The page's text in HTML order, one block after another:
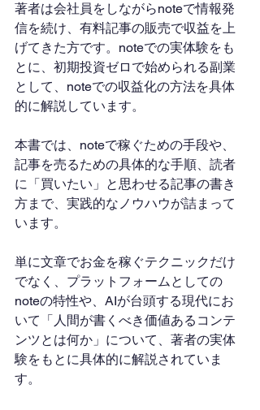
著者は会社員をしながらnoteで情報発
信を続け、有料記事の販売で収益を上
げてきた方です。noteでの実体験をも
とに、初期投資ゼロで始められる副業
として、noteでの収益化の方法を具体
的に解説しています。
本書では、noteで稼ぐための手段や、
記事を売るための具体的な手順、読者
に「買いたい」と思わせる記事の書き
方まで、実践的なノウハウが詰まって
います。
単に文章でお金を稼ぐテクニックだけ
でなく、プラットフォームとしての
noteの特性や、AIが台頭する現代にお
いて「人間が書くべき価値あるコンテ
ンツとは何か」について、著者の実体
験をもとに具体的に解説されていま
す。